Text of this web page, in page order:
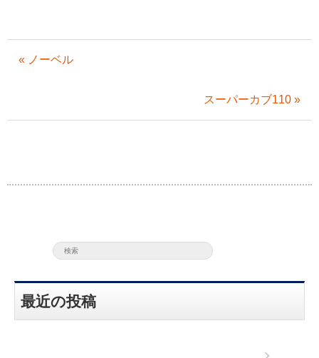
« ノーベル
スーパーカブ110 »
最近の投稿